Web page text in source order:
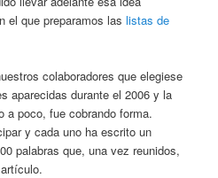
el que preparamos laslistas de
colaboradores que elegiese
aparecidas durante el 2006 y la
a poco, fue cobrando forma.
y cada uno ha escrito un
palabras que, una vez reunidos,